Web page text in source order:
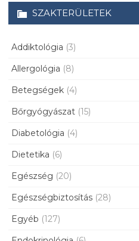
SZAKTERÜLETEK
Addiktológia (3)
Allergológia (8)
Betegségek (4)
Bőrgyógyászat (15)
Diabetológia (4)
Dietetika (6)
Egészség (20)
Egészségbiztosítás (28)
Egyéb (127)